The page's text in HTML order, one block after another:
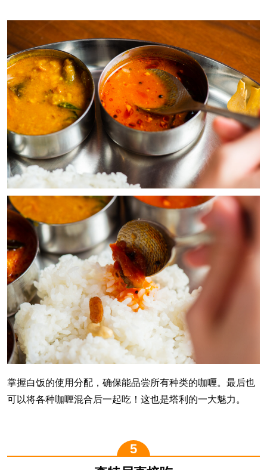
掌握白饭的使用分配，确保能品尝所有种类的咖喱。最后也
可以将各种咖喱混合后一起吃！这也是塔利的一大魅力。